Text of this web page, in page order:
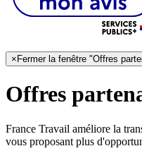
× Fermer la fenêtre "Offres
Offres
France Travail améliore la
vous proposant plus